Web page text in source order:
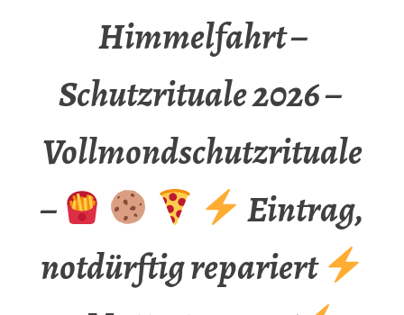
Himmelfahrt –
Schutzrituale 2026 –
Vollmondschutzrituale
–
Eintrag,
notdürftig repariert